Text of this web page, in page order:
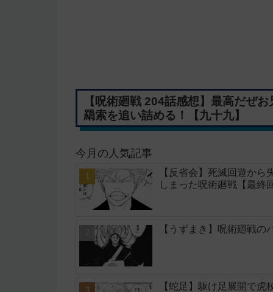
【呪術廻戦 204話感想】最高だぜ
羂索を追い詰める！【九十九】
今月の人気記事
【反省会】死滅回遊か
しまった呪術廻戦【最終
【うずまき】呪術廻戦
【蛇足】駆け足展開で